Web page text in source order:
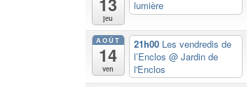
jeu
lumière
AOÛT
14
ven
21h00 Les vendredis de
l’Enclos @ Jardin de
l'Enclos